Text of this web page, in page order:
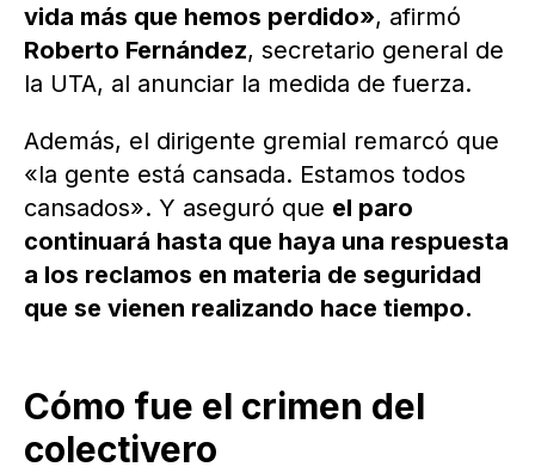
vida más que hemos perdido», afirmó
Roberto Fernández, secretario general de
la UTA, al anunciar la medida de fuerza.
Además, el dirigente gremial remarcó que
«la gente está cansada. Estamos todos
cansados». Y aseguró que el paro
continuará hasta que haya una respuesta
a los reclamos en materia de seguridad
que se vienen realizando hace tiempo.
Cómo fue el crimen del
colectivero